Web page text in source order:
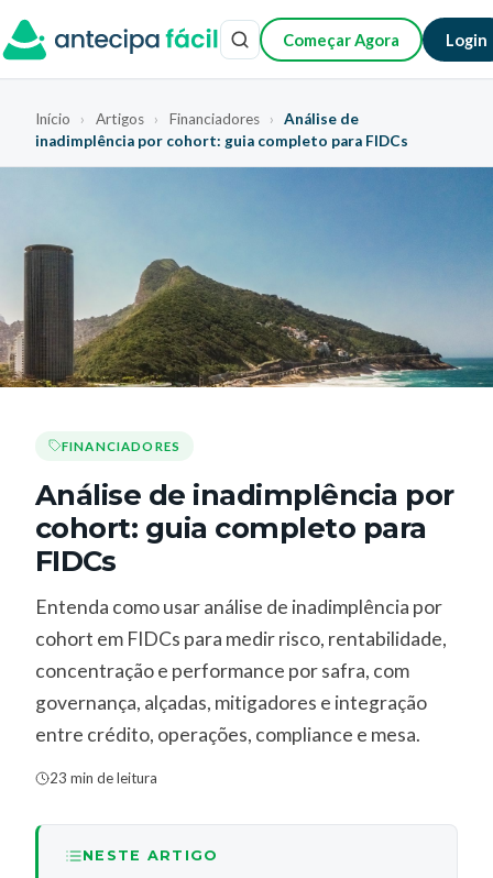
Começar Agora Login
Início › Artigos › Financiadores ›
Análise de
inadimplência por cohort: guia completo para FIDCs
FINANCIADORES
Análise de inadimplência por
cohort: guia completo para
FIDCs
Entenda como usar análise de inadimplência por
cohort em FIDCs para medir risco, rentabilidade,
concentração e performance por safra, com
governança, alçadas, mitigadores e integração
entre crédito, operações, compliance e mesa.
23 min de leitura
NESTE ARTIGO